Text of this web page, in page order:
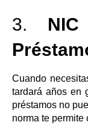
3.
Cuando
tardará años en
préstamos no
norma te permite